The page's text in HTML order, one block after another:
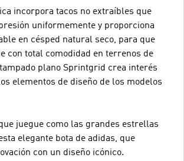
incorpora tacos no extraíbles que
uniformemente y proporciona
en césped natural seco, para que
con total comodidad en terrenos de
plano Sprintgrid crea interés
elementos de diseño de los modelos
juegue como las grandes estrellas
elegante bota de adidas, que
con un diseño icónico.